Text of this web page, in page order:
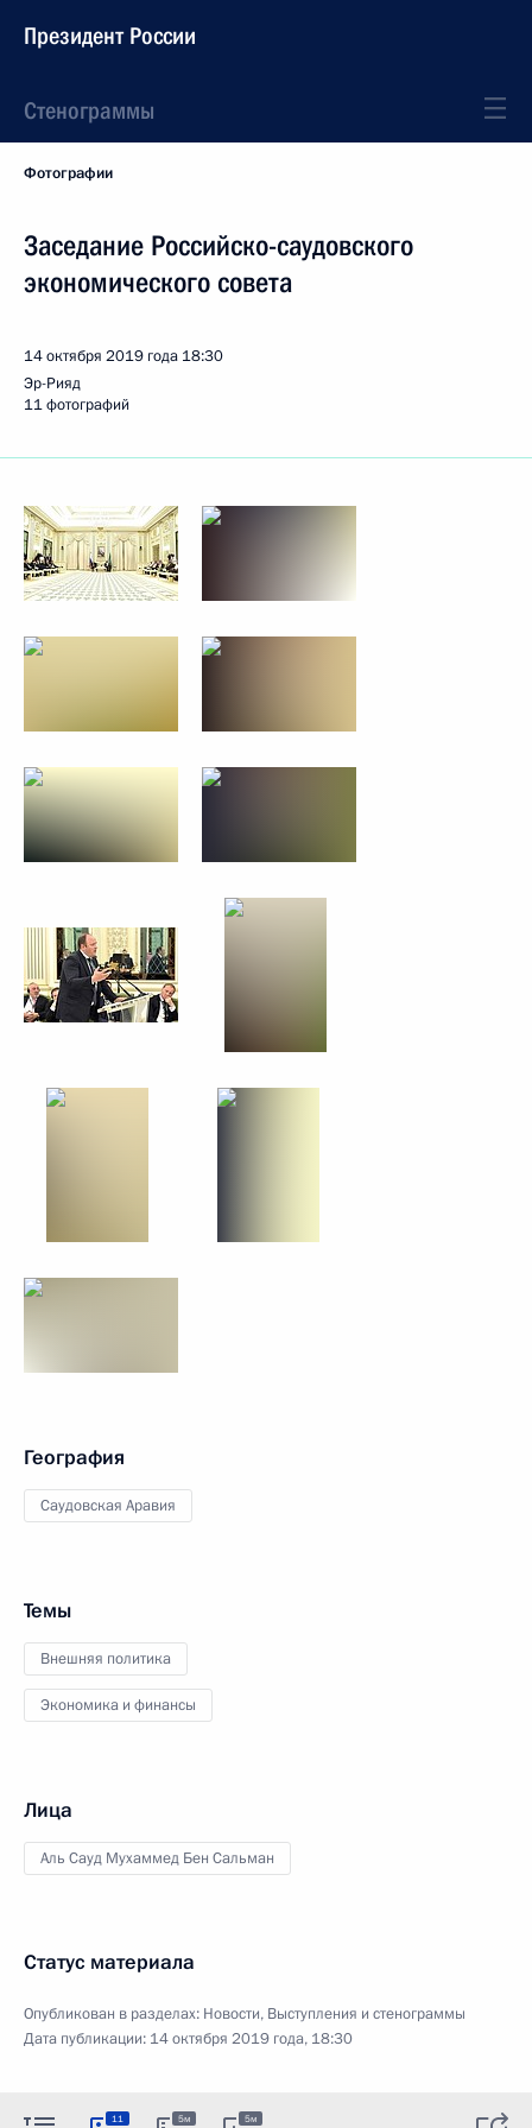
Президент России
Стенограммы
Фотографии
Заседание Российско-саудовского
экономического совета
14 октября 2019 года 18:30
Эр-Рияд
11 фотографий
География
Саудовская Аравия
Темы
Внешняя политика
Экономика и финансы
Лица
Аль Сауд Мухаммед Бен Сальман
Статус материала
Опубликован в разделах: Новости, Выступления и стенограммы
Дата публикации: 14 октября 2019 года, 18:30
11 5м 5м